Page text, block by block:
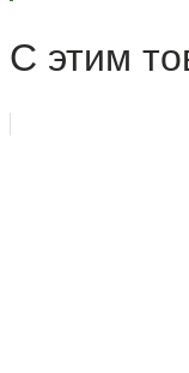
С этим